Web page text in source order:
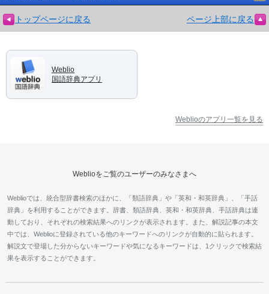
トップページに戻る ページ上部に戻る
Weblio
国語辞典アプリ
Weblioのアプリ一覧を見る
Weblioをご覧のユーザーのみなさまへ
Weblioでは、統合型辞書検索のほかに、「類語辞典」や「英和・和英辞典」、「手話
辞典」を利用することができます。辞書、類語辞典、英和・和英辞典、手話辞典は連
動しており、それぞれの検索結果へのリンクが表示されます。また、解説記事の本文
中では、Weblioに登録されている他のキーワードへのリンクが自動的に貼られます。
解説文で登場した分からないキーワードや気になるキーワードは、1クリックで検索結
果を表示することができます。